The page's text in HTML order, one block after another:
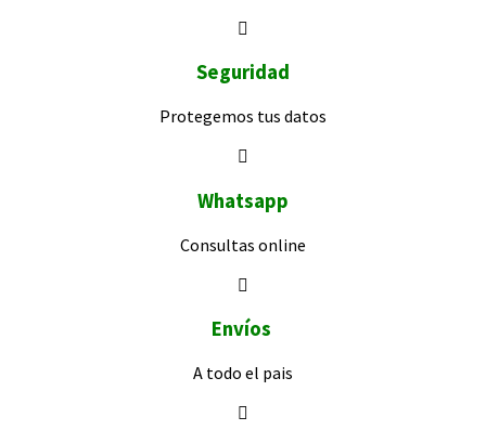
Seguridad
Protegemos tus datos
Whatsapp
Consultas online
Envíos
A todo el pais